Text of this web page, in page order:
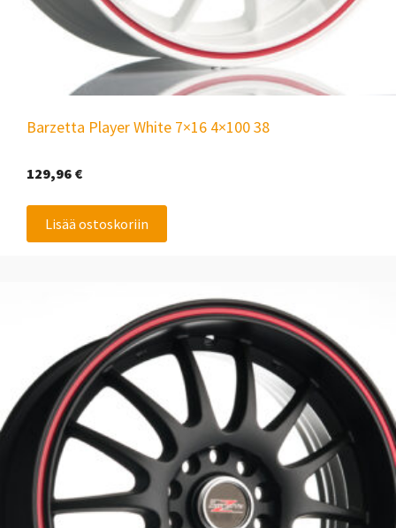
Barzetta Player White 7×16 4×100 38
129,96 €
Lisää ostoskoriin